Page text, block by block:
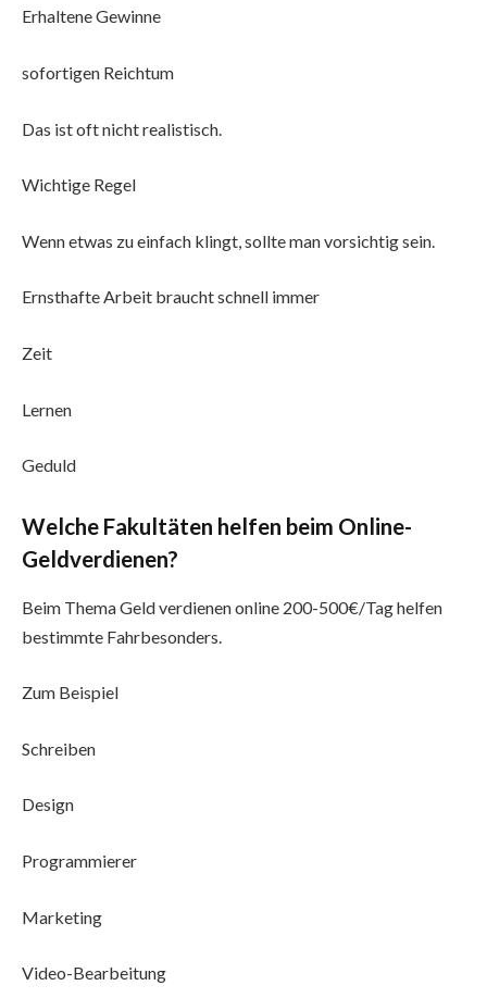
Erhaltene Gewinne
sofortigen Reichtum
Das ist oft nicht realistisch.
Wichtige Regel
Wenn etwas zu einfach klingt, sollte man vorsichtig sein.
Ernsthafte Arbeit braucht schnell immer
Zeit
Lernen
Geduld
Welche Fakultäten helfen beim Online-
Geldverdienen?
Beim Thema Geld verdienen online 200-500€/Tag helfen
bestimmte Fahrbesonders.
Zum Beispiel
Schreiben
Design
Programmierer
Marketing
Video-Bearbeitung